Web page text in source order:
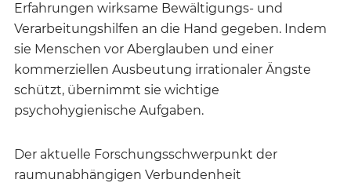
Erfahrungen wirksame Bewältigungs- und
Verarbeitungshilfen an die Hand gegeben. Indem
sie Menschen vor Aberglauben und einer
kommerziellen Ausbeutung irrationaler Ängste
schützt, übernimmt sie wichtige
psychohygienische Aufgaben.
Der aktuelle Forschungsschwerpunkt der
raumunabhängigen Verbundenheit